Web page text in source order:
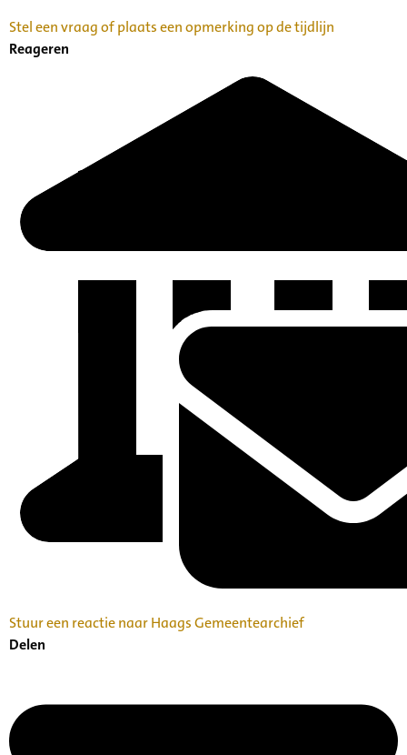
Stel een vraag of plaats een opmerking op de tijdlijn
Reageren
Stuur een reactie naar Haags Gemeentearchief
Delen